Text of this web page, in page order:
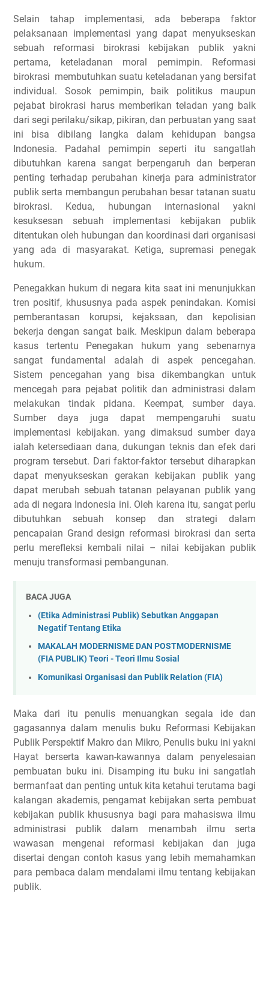
Selain tahap implementasi, ada beberapa faktor
pelaksanaan implementasi yang dapat menyukseskan
sebuah reformasi birokrasi kebijakan publik yakni
pertama, keteladanan moral pemimpin. Reformasi
birokrasi membutuhkan suatu keteladanan yang bersifat
individual. Sosok pemimpin, baik politikus maupun
pejabat birokrasi harus memberikan teladan yang baik
dari segi perilaku/sikap, pikiran, dan perbuatan yang saat
ini bisa dibilang langka dalam kehidupan bangsa
Indonesia. Padahal pemimpin seperti itu sangatlah
dibutuhkan karena sangat berpengaruh dan berperan
penting terhadap perubahan kinerja para administrator
publik serta membangun perubahan besar tatanan suatu
birokrasi. Kedua, hubungan internasional yakni
kesuksesan sebuah implementasi kebijakan publik
ditentukan oleh hubungan dan koordinasi dari organisasi
yang ada di masyarakat. Ketiga, supremasi penegak
hukum.
Penegakkan hukum di negara kita saat ini menunjukkan
tren positif, khususnya pada aspek penindakan. Komisi
pemberantasan korupsi, kejaksaan, dan kepolisian
bekerja dengan sangat baik. Meskipun dalam beberapa
kasus tertentu Penegakan hukum yang sebenarnya
sangat fundamental adalah di aspek pencegahan.
Sistem pencegahan yang bisa dikembangkan untuk
mencegah para pejabat politik dan administrasi dalam
melakukan tindak pidana. Keempat, sumber daya.
Sumber daya juga dapat mempengaruhi suatu
implementasi kebijakan. yang dimaksud sumber daya
ialah ketersediaan dana, dukungan teknis dan efek dari
program tersebut. Dari faktor-faktor tersebut diharapkan
dapat menyukseskan gerakan kebijakan publik yang
dapat merubah sebuah tatanan pelayanan publik yang
ada di negara Indonesia ini. Oleh karena itu, sangat perlu
dibutuhkan sebuah konsep dan strategi dalam
pencapaian Grand design reformasi birokrasi dan serta
perlu merefleksi kembali nilai – nilai kebijakan publik
menuju transformasi pembangunan.
BACA JUGA
(Etika Administrasi Publik) Sebutkan Anggapan
Negatif Tentang Etika
MAKALAH MODERNISME DAN POSTMODERNISME
(FIA PUBLIK) Teori - Teori Ilmu Sosial
Komunikasi Organisasi dan Publik Relation (FIA)
Maka dari itu penulis menuangkan segala ide dan
gagasannya dalam menulis buku Reformasi Kebijakan
Publik Perspektif Makro dan Mikro, Penulis buku ini yakni
Hayat berserta kawan-kawannya dalam penyelesaian
pembuatan buku ini. Disamping itu buku ini sangatlah
bermanfaat dan penting untuk kita ketahui terutama bagi
kalangan akademis, pengamat kebijakan serta pembuat
kebijakan publik khususnya bagi para mahasiswa ilmu
administrasi publik dalam menambah ilmu serta
wawasan mengenai reformasi kebijakan dan juga
disertai dengan contoh kasus yang lebih memahamkan
para pembaca dalam mendalami ilmu tentang kebijakan
publik.